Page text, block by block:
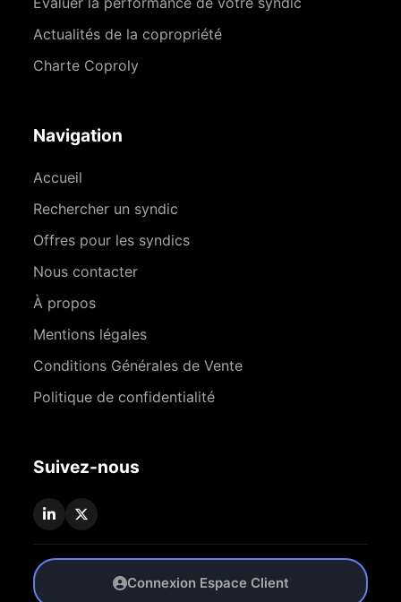
Actualités de la copropriété
Charte Coproly
Navigation
Accueil
Rechercher un syndic
Offres pour les syndics
Nous contacter
À propos
Mentions légales
Conditions Générales de Vente
Politique de confidentialité
Suivez-nous
Connexion Espace Client